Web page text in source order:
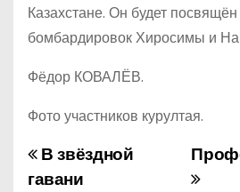
Казахстане. Он будет
бомбардировок Хиросимы и
Фёдор КОВАЛЁВ.
Фото участников курултая.
НВ звёздной
гавани